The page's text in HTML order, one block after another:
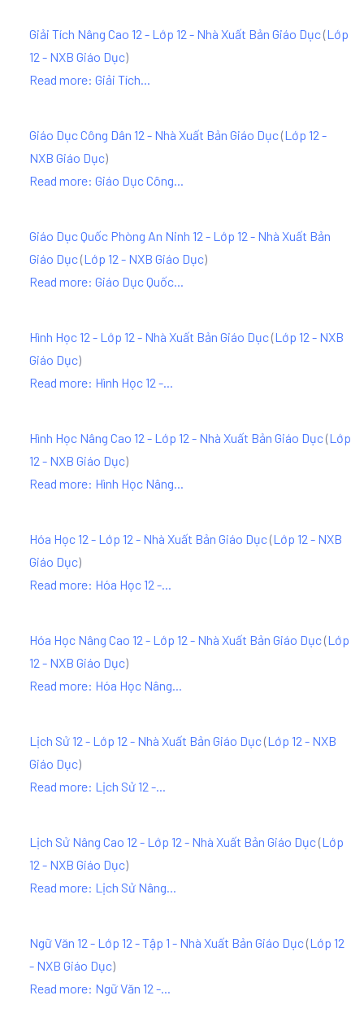
Giải Tích Nâng Cao 12 - Lớp 12 - Nhà Xuất Bản Giáo Dục(Lớp
12 - NXB Giáo Dục)
Read more: Giải Tích...
Giáo Dục Công Dân 12 - Nhà Xuất Bản Giáo Dục(Lớp 12 -
NXB Giáo Dục)
Read more: Giáo Dục Công...
Giáo Dục Quốc Phòng An Ninh 12 - Lớp 12 - Nhà Xuất Bản
Giáo Dục(Lớp 12 - NXB Giáo Dục)
Read more: Giáo Dục Quốc...
Hình Học 12 - Lớp 12 - Nhà Xuất Bản Giáo Dục(Lớp 12 - NXB
Giáo Dục)
Read more: Hình Học 12 -...
Hình Học Nâng Cao 12 - Lớp 12 - Nhà Xuất Bản Giáo Dục(Lớp
12 - NXB Giáo Dục)
Read more: Hình Học Nâng...
Hóa Học 12 - Lớp 12 - Nhà Xuất Bản Giáo Dục(Lớp 12 - NXB
Giáo Dục)
Read more: Hóa Học 12 -...
Hóa Học Nâng Cao 12 - Lớp 12 - Nhà Xuất Bản Giáo Dục(Lớp
12 - NXB Giáo Dục)
Read more: Hóa Học Nâng...
Lịch Sử 12 - Lớp 12 - Nhà Xuất Bản Giáo Dục(Lớp 12 - NXB
Giáo Dục)
Read more: Lịch Sử 12 -...
Lịch Sử Nâng Cao 12 - Lớp 12 - Nhà Xuất Bản Giáo Dục(Lớp
12 - NXB Giáo Dục)
Read more: Lịch Sử Nâng...
Ngữ Văn 12 - Lớp 12 - Tập 1 - Nhà Xuất Bản Giáo Dục(Lớp 12
- NXB Giáo Dục)
Read more: Ngữ Văn 12 -...